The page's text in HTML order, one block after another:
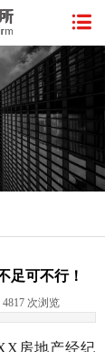
足可不行！
4817 次浏览
房地产经纪